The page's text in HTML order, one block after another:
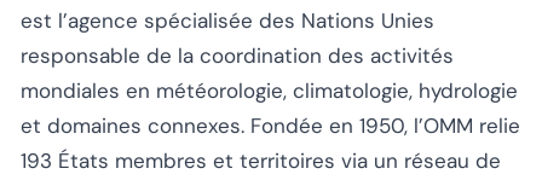
est l’agence spécialisée des Nations Unies
responsable de la coordination des activités
mondiales en météorologie, climatologie, hydrologie
et domaines connexes. Fondée en 1950, l’OMM relie
193 États membres et territoires via un réseau de